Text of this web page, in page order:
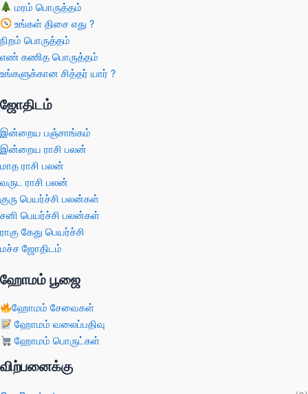
மரம் பொருத்தம்
உங்கள் திசை எது ?
நிறம் பொருத்தம்
எண் கணித பொருத்தம்
உங்களுக்கான சித்தர் யார் ?
ஜோதிடம்
இன்றைய பஞ்சாங்கம்
இன்றைய ராசி பலன்
மாத ராசி பலன்
வருட ராசி பலன்
குரு பெயர்ச்சி பலன்கள்
சனி பெயர்ச்சி பலன்கள்
ராகு கேது பெயர்ச்சி
மச்ச ஜோதிடம்
ஹோமம் பூஜை
ஹோமம் சேவைகள்
ஹோமம் வலைப்பதிவு
ஹோமம் பொருட்கள்
விற்பனைக்கு